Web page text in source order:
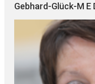
Gebhard-Glück-M E